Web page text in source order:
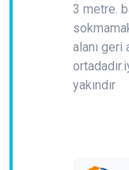
3 metre.
alanı
yakındır